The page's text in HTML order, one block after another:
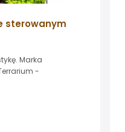
sterowanym
Marka
-